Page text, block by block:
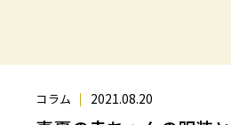
コラム 2021.08.20